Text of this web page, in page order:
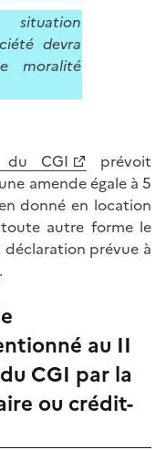
devra
moralité
du CGI
prévoit
amende égale à 5
donné en location
autre forme le
prévue à
.
au II
CGI par la
ou crédit-